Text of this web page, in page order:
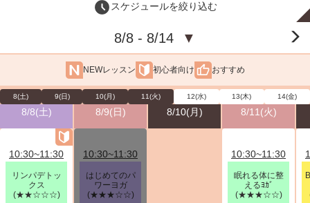
スケジュールを絞り込む
8/8 - 8/14 ▼
NEWレッスン 初心者向け おすすめ
8(土) 9(日) 10(月) 11(火) 12(水) 13(木) 14(金)
8/8(土) 8/9(日) 8/10(月) 8/11(火)
10:30~11:30
リンパデトッ
クス
(★★☆☆☆)
10:30~11:30
はじめてのパ
ワーヨガ
(★★★☆☆)
10:30~11:30
眠れる体に整
えるﾖｶﾞ
(★★★☆☆)